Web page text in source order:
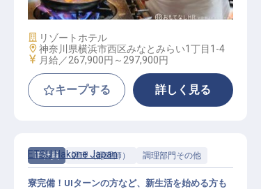
施設業態
リゾートホテル
勤務地
神奈川県横浜市西区みなとみらい1丁目1-4
給与
月給／267,900円～ 297,900円
キープする 詳しく見る
正社員 調理（調理師） 調理部門その他
ETSU Hakone Japan
寮完備！UIターンの方など、新生活を始める方も